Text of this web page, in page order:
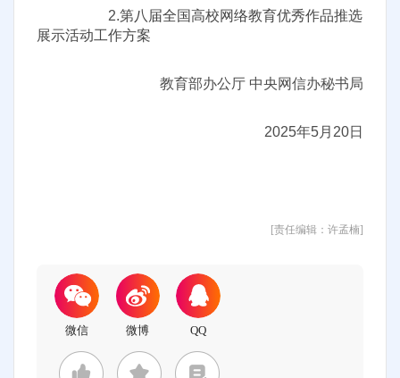
2.第八届全国高校网络教育优秀作品推选
展示活动工作方案
教育部办公厅 中央网信办秘书局
2025年5月20日
[责任编辑：许孟楠]